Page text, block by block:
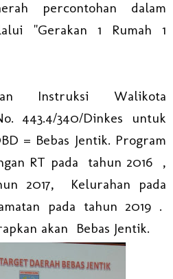
percontohan dalam
"Gerakan 1 Rumah 1
Instruksi Walikota
443.4/340/Dinkes untuk
= Bebas Jentik. Program
RT pada tahun 2016 ,
2017, Kelurahan pada
pada tahun 2019 .
akan Bebas Jentik.